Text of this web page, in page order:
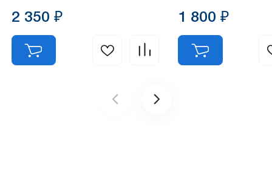
2 350 ₽ 1 800 ₽